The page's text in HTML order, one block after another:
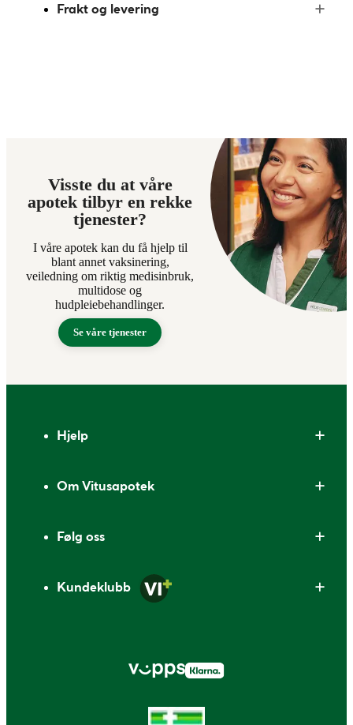
Frakt og levering
Visste du at våre
apotek tilbyr en rekke
tjenester?
I våre apotek kan du få hjelp til
blant annet vaksinering,
veiledning om riktig medisinbruk,
multidose og
hudpleiebehandlinger.
Se våre tjenester
Hjelp
Om Vitusapotek
Følg oss
Kundeklubb